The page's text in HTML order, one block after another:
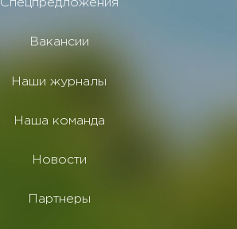
Спецпредложения
Вакансии
Наши журналы
Наша команда
Новости
Партнеры